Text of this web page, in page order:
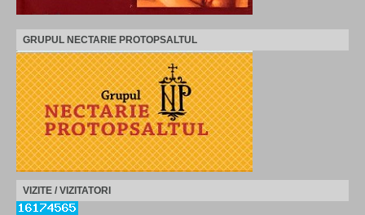
GRUPUL NECTARIE PROTOPSALTUL
VIZITE / VIZITATORI